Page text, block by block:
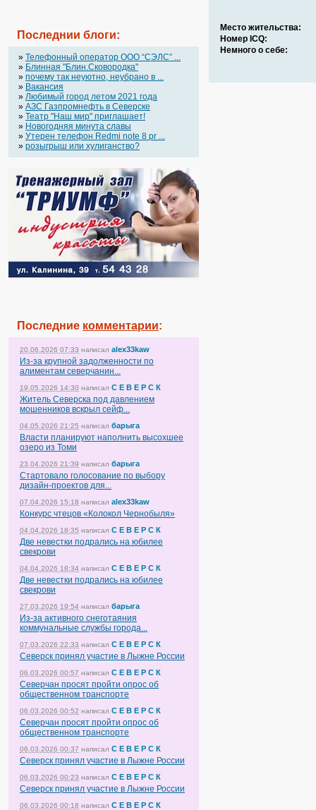
Последнии блоги:
» Телефонный оператор OOO “СЭЛС” ...
» Блинная "Блин.Сковородка"
» почему так неуютно, неубрано в ...
» Вакансия
» Любимый город летом 2021 года
» АЗС Газпромнефть в Северске
» Театр "Наш мир" приглашает!
» Новогодняя минута славы
» Утерен телефон Redmi note 8 pr ...
» розыгрыш или хулиганство?
Последние комментарии:
20.06.2026 07:33 написал alex33kaw
Из-за крупной задолженности по
алиментам северчанин...
19.05.2026 14:30 написал С Е В Е Р С К
Житель Северска под давлением
мошенников вскрыл сейф...
04.05.2026 21:25 написал барыга
Власти планируют наполнить высохшее
озеро из Томи
23.04.2026 21:39 написал барыга
Стартовало голосование по выбору
дизайн-проектов для...
07.04.2026 15:18 написал alex33kaw
Конкурс чтецов «Колокол Чернобыля»
04.04.2026 18:35 написал С Е В Е Р С К
Две невестки подрались на юбилее
свекрови
04.04.2026 18:34 написал С Е В Е Р С К
Две невестки подрались на юбилее
свекрови
27.03.2026 19:54 написал барыга
Из-за активного снеготаяния
коммунальные службы города...
07.03.2026 22:33 написал С Е В Е Р С К
Северск принял участие в Лыжне России
06.03.2026 00:57 написал С Е В Е Р С К
Северчан просят пройти опрос об
общественном транспорте
06.03.2026 00:52 написал С Е В Е Р С К
Северчан просят пройти опрос об
общественном транспорте
06.03.2026 00:37 написал С Е В Е Р С К
Северск принял участие в Лыжне России
06.03.2026 00:23 написал С Е В Е Р С К
Северск принял участие в Лыжне России
06.03.2026 00:18 написал С Е В Е Р С К
Место жительства:
Номер ICQ:
Немного о себе: